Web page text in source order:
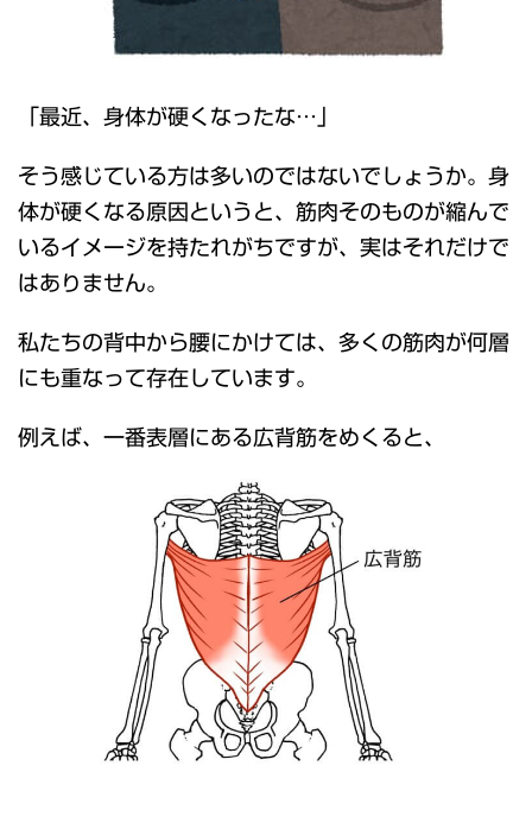
「最近、身体が硬くなったな…」
そう感じている方は多いのではないでしょうか。身
体が硬くなる原因というと、筋肉そのものが縮んで
いるイメージを持たれがちですが、実はそれだけで
はありません。
私たちの背中から腰にかけては、多くの筋肉が何層
にも重なって存在しています。
例えば、一番表層にある広背筋をめくると、